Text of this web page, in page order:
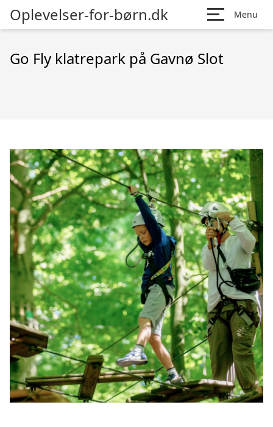
Oplevelser-for-børn.dk Menu
Go Fly klatrepark på Gavnø Slot